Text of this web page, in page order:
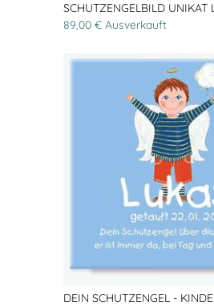
SCHUTZENGELBILD UNIKAT
89,00 € Ausverkauft
DEIN SCHUTZENGEL -